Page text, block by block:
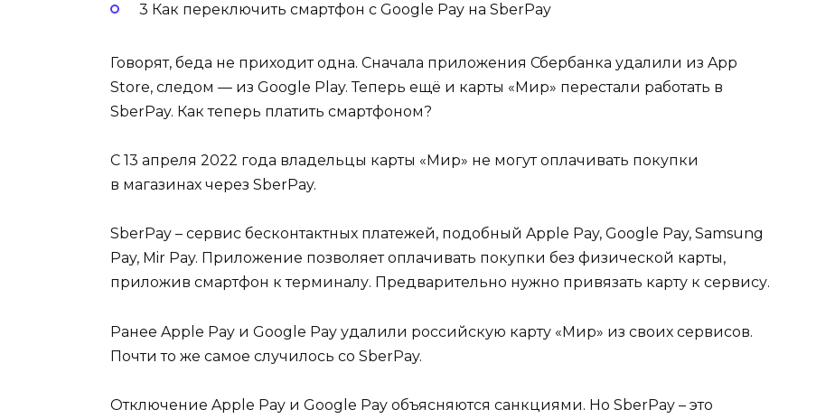
3 Как переключить смартфон с Google Pay на SberPay
Говорят, беда не приходит одна. Сначала приложения Сбербанка удалили из App
Store, следом — из Google Play. Теперь ещё и карты «Мир» перестали работать в
SberPay. Как теперь платить смартфоном?
С 13 апреля 2022 года владельцы карты «Мир» не могут оплачивать покупки
в магазинах через SberPay.
SberPay – сервис бесконтактных платежей, подобный Apple Pay, Google Pay, Samsung
Pay, Mir Pay. Приложение позволяет оплачивать покупки без физической карты,
приложив смартфон к терминалу. Предварительно нужно привязать карту к сервису.
Ранее Apple Pay и Google Pay удалили российскую карту «Мир» из своих сервисов.
Почти то же самое случилось со SberPay.
Отключение Apple Pay и Google Pay объясняются санкциями. Но SberPay – это